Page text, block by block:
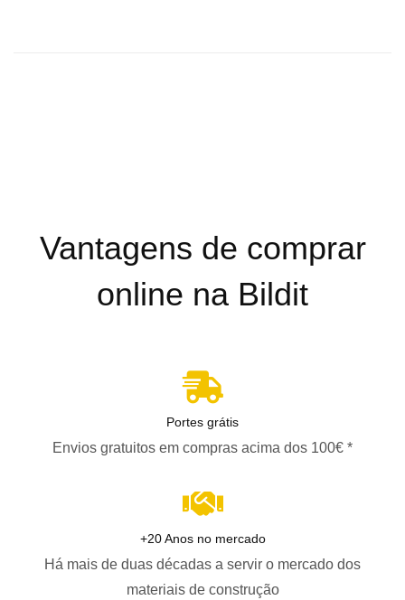
Vantagens de comprar
online na Bildit
Portes grátis
Envios gratuitos em compras acima dos 100€ *
+20 Anos no mercado
Há mais de duas décadas a servir o mercado dos
materiais de construção